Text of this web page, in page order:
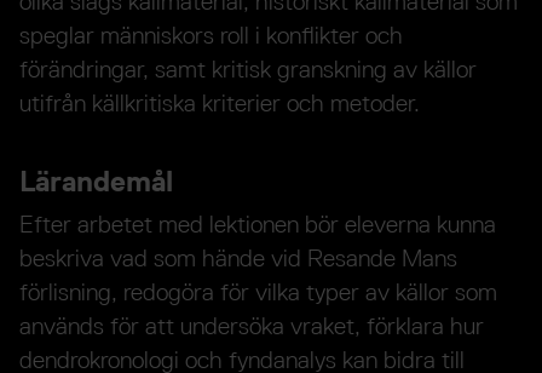
speglar människors roll i konflikter och
förändringar, samt kritisk granskning av källor
utifrån källkritiska kriterier och metoder.
Lärandemål
Efter arbetet med lektionen bör eleverna kunna
beskriva vad som hände vid Resande Mans
förlisning, redogöra för vilka typer av källor som
används för att undersöka vraket, förklara hur
dendrokronologi och fyndanalys kan bidra till